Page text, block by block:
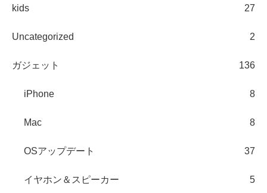
kids 27
Uncategorized 2
ガジェット 136
iPhone 8
Mac 8
OSアップデート 37
イヤホン＆スピーカー 5